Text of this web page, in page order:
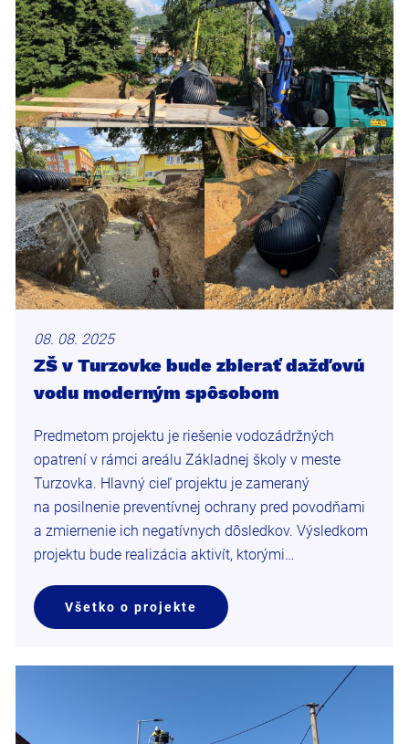
08. 08. 2025
ZŠ v Turzovke bude zbierať dažďovú
vodu moderným spôsobom
Predmetom projektu je riešenie vodozádržných
opatrení v rámci areálu Základnej školy v meste
Turzovka. Hlavný cieľ projektu je zameraný
na posilnenie preventívnej ochrany pred povodňami
a zmiernenie ich negatívnych dôsledkov. Výsledkom
projektu bude realizácia aktivít, ktorými…
Všetko o projekte